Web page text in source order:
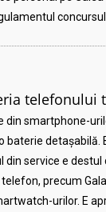
telefonului
din smartphone-
baterie detașabilă.
din service e destul
precum
urilor. E